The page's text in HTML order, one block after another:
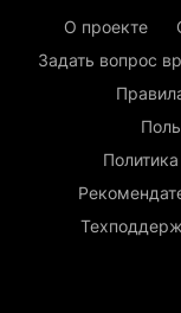
О проекте
Задать вопрос